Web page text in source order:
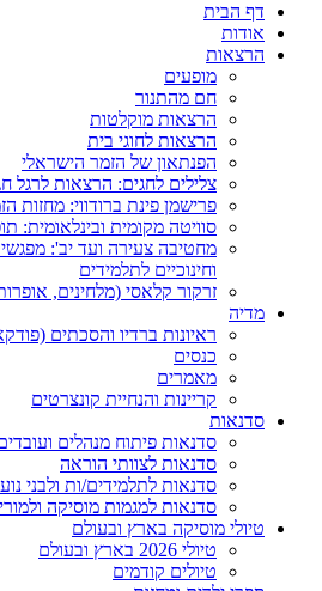
דף הבית
אודות
הרצאות
מופעים
חם מהתנור
הרצאות מוקלטות
הרצאות לחוגי בית
הפנתאון של הזמר הישראלי
צלילים לחגים: הרצאות לרגל
פרישמן פינת ברודווי: מחזות
סוויטה מקומית ובינלאומית:
מחטיבה צעירה ועד יב': מפגשי
וחינוכיים לתלמידים
זרקור קלאסי (מלחינים,
מדיה
ראיונות ברדיו והסכתים
כנסים
מאמרים
קריינות והנחיית קונצרטים
סדנאות
סדנאות פיתוח מנהלים
סדנאות לצוותי הוראה
סדנאות לתלמידים/ות ולבני
סדנאות למגמות מוסיקה
טיולי מוסיקה בארץ ובעולם
טיולי 2026 בארץ ובעולם
טיולים קודמים